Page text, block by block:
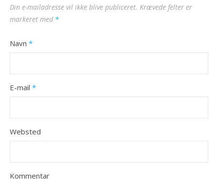
Din e-mailadresse vil ikke blive publiceret. Krævede felter er
markeret med *
Navn *
E-mail *
Websted
Kommentar